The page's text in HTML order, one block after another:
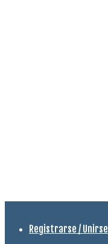
Registrarse / Unirse